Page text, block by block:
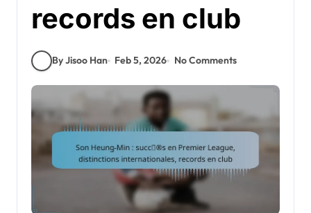
records en club
By Jisoo Han Feb 5, 2026 No Comments